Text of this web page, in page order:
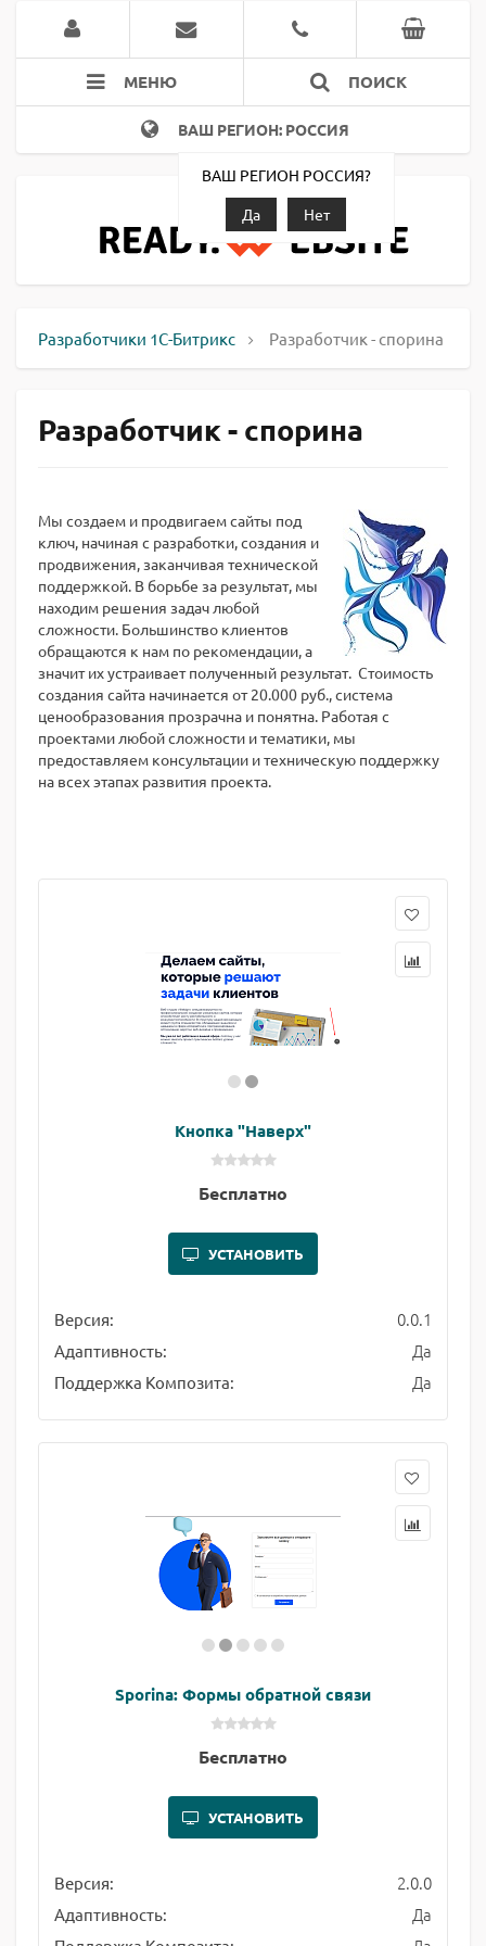
МЕНЮ ПОИСК
ВАШ РЕГИОН: РОССИЯ
ВАШ РЕГИОН РОССИЯ?
Да
Нет
Разработчики 1С-Битрикс Разработчик - спорина
Разработчик - спорина
Мы создаем и продвигаем сайты под
ключ, начиная с разработки, создания и
продвижения, заканчивая технической
поддержкой. В борьбе за результат, мы
находим решения задач любой
сложности. Большинство клиентов
обращаются к нам по рекомендации, а
значит их устраивает полученный результат. Стоимость
создания сайта начинается от 20.000 руб., система
ценообразования прозрачна и понятна. Работая с
проектами любой сложности и тематики, мы
предоставляем консультации и техническую поддержку
на всех этапах развития проекта.
Кнопка "Наверх"
Бесплатно
УСТАНОВИТЬ
Версия: 0.0.1
Адаптивность: Да
Поддержка Композита: Да
Sporina: Формы обратной связи
Бесплатно
УСТАНОВИТЬ
Версия: 2.0.0
Адаптивность: Да